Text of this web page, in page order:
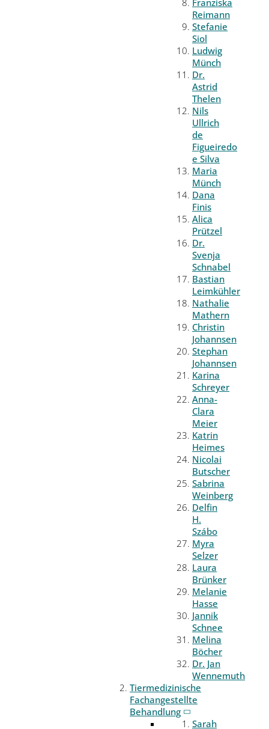
Franziska
Reimann
Stefanie
Siol
Ludwig
Münch
Dr.
Astrid
Thelen
Nils
Ullrich
de
Figueiredo
e Silva
Maria
Münch
Dana
Finis
Alica
Prützel
Dr.
Svenja
Schnabel
Bastian
Leimkühler
Nathalie
Mathern
Christin
Johannsen
Stephan
Johannsen
Karina
Schreyer
Anna-
Clara
Meier
Katrin
Heimes
Nicolai
Butscher
Sabrina
Weinberg
Delfin
H.
Szábo
Myra
Selzer
Laura
Brünker
Melanie
Hasse
Jannik
Schnee
Melina
Böcher
Dr. Jan
Wennemuth
Tiermedizinische
Fachangestellte
Behandlung
Sarah